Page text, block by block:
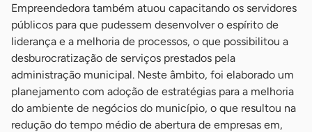
Empreendedora também atuou capacitando os servidores
públicos para que pudessem desenvolver o espírito de
liderança e a melhoria de processos, o que possibilitou a
desburocratização de serviços prestados pela
administração municipal. Neste âmbito, foi elaborado um
planejamento com adoção de estratégias para a melhoria
do ambiente de negócios do município, o que resultou na
redução do tempo médio de abertura de empresas em,